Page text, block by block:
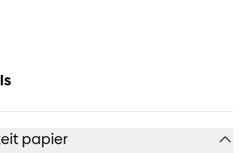
papier